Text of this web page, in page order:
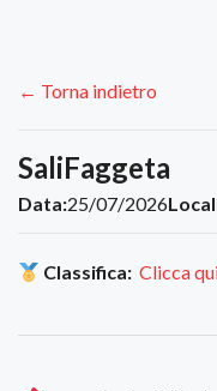
← Torna indietro
SaliFaggeta
Data:25/07/2026
Classifica: Clicca